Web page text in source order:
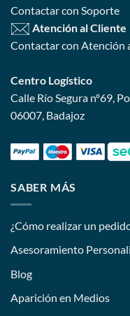
Contactar con Soporte
Atención al Cliente
Contactar con Atención
Centro Logístico
Calle Río Segura nº69,
06007, Badajoz
SABER MÁS
¿Cómo realizar un
Asesoramiento
Blog
Aparición en Medios